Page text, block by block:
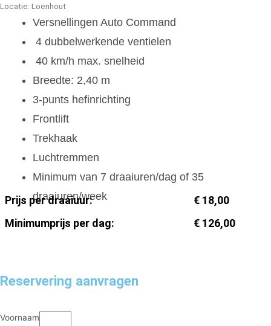
Locatie: Loenhout
Versnellingen Auto Command
4 dubbelwerkende ventielen
40 km/h max. snelheid
Breedte: 2,40 m
3-punts hefinrichting
Frontlift
Trekhaak
Luchtremmen
Minimum van 7 draaiuren/dag of 35
draaiuren/week
Prijs per draaiuur:
€ 18,00
Minimumprijs per dag:
€ 126,00
Reservering aanvragen
Voornaam